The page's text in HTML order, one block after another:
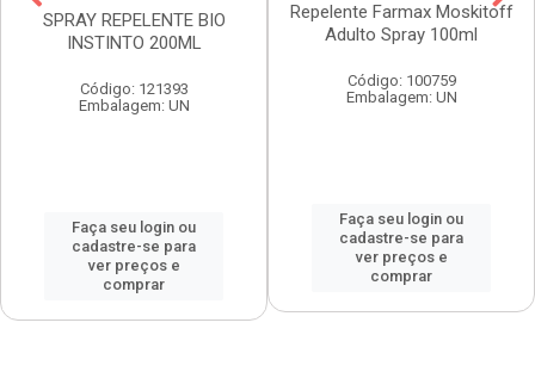
SPRAY REPELENTE BIO
INSTINTO 200ML
Código: 121393
Embalagem: UN
Faça seu login ou
cadastre-se para
ver preços e
comprar
Repelente Farmax Moskitoff
Adulto Spray 100ml
Código: 100759
Embalagem: UN
Faça seu login ou
cadastre-se para
ver preços e
comprar